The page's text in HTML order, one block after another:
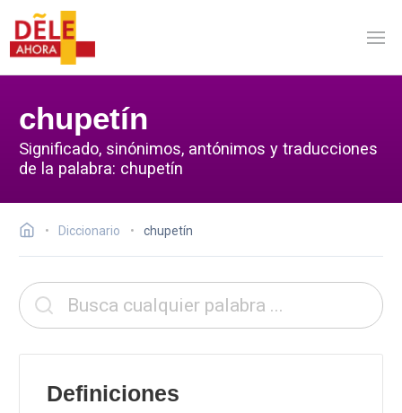
chupetín
Significado, sinónimos, antónimos y traducciones
de la palabra: chupetín
Diccionario chupetín
Definiciones